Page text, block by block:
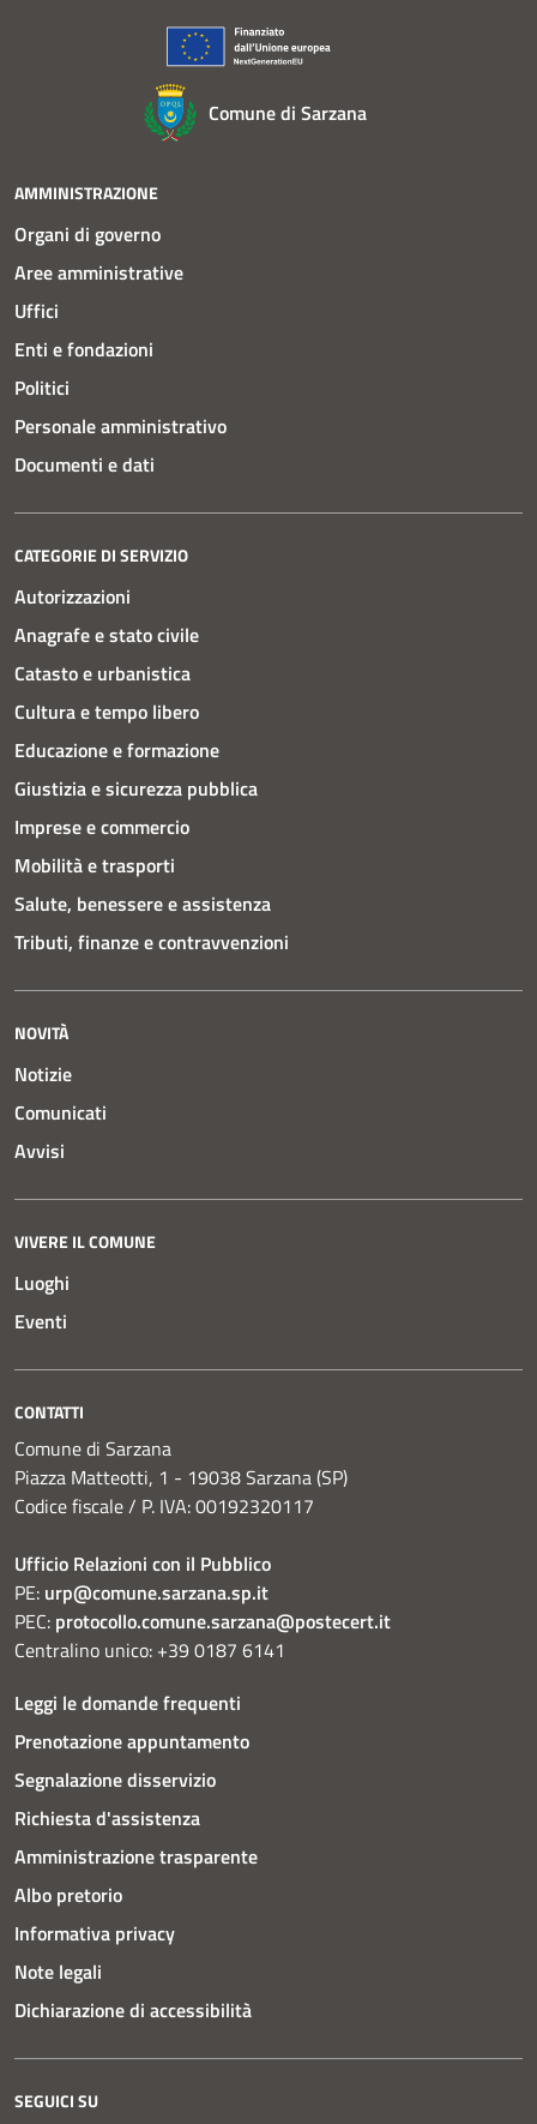
Comune di Sarzana
AMMINISTRAZIONE
Organi di governo
Aree amministrative
Uffici
Enti e fondazioni
Politici
Personale amministrativo
Documenti e dati
CATEGORIE DI SERVIZIO
Autorizzazioni
Anagrafe e stato civile
Catasto e urbanistica
Cultura e tempo libero
Educazione e formazione
Giustizia e sicurezza pubblica
Imprese e commercio
Mobilità e trasporti
Salute, benessere e assistenza
Tributi, finanze e contravvenzioni
NOVITÀ
Notizie
Comunicati
Avvisi
VIVERE IL COMUNE
Luoghi
Eventi
CONTATTI
Comune di Sarzana
Piazza Matteotti, 1 - 19038 Sarzana (SP)
Codice fiscale / P. IVA: 00192320117
Ufficio Relazioni con il Pubblico
PE: urp@comune.sarzana.sp.it
PEC: protocollo.comune.sarzana@postecert.it
Centralino unico: +39 0187 6141
Leggi le domande frequenti
Prenotazione appuntamento
Segnalazione disservizio
Richiesta d'assistenza
Amministrazione trasparente
Albo pretorio
Informativa privacy
Note legali
Dichiarazione di accessibilità
SEGUICI SU